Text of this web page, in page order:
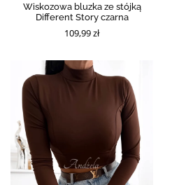
Wiskozowa bluzka ze stójką
Different Story czarna
109,99 zł